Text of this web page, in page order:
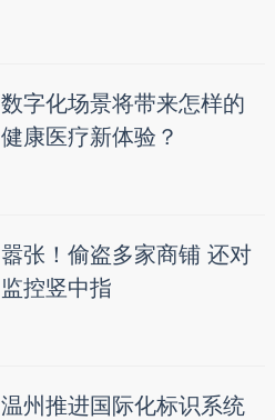
数字化场景将带来怎样的
健康医疗新体验？
嚣张！偷盗多家商铺 还对
监控竖中指
温州推进国际化标识系统